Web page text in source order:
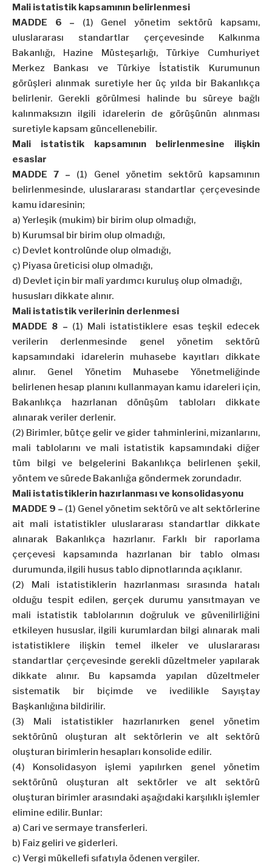
Mali istatistik kapsamının belirlenmesi
MADDE 6 – (1) Genel yönetim sektörü kapsamı,
uluslararası standartlar çerçevesinde Kalkınma
Bakanlığı, Hazine Müsteşarlığı, Türkiye Cumhuriyet
Merkez Bankası ve Türkiye İstatistik Kurumunun
görüşleri alınmak suretiyle her üç yılda bir Bakanlıkça
belirlenir. Gerekli görülmesi halinde bu süreye bağlı
kalınmaksızın ilgili idarelerin de görüşünün alınması
suretiyle kapsam güncellenebilir.
Mali istatistik kapsamının belirlenmesine ilişkin
esaslar
MADDE 7 – (1) Genel yönetim sektörü kapsamının
belirlenmesinde, uluslararası standartlar çerçevesinde
kamu idaresinin;
a) Yerleşik (mukim) bir birim olup olmadığı,
b) Kurumsal bir birim olup olmadığı,
c) Devlet kontrolünde olup olmadığı,
ç) Piyasa üreticisi olup olmadığı,
d) Devlet için bir malî yardımcı kuruluş olup olmadığı,
hususları dikkate alınır.
Mali istatistik verilerinin derlenmesi
MADDE 8 – (1) Mali istatistiklere esas teşkil edecek
verilerin derlenmesinde genel yönetim sektörü
kapsamındaki idarelerin muhasebe kayıtları dikkate
alınır. Genel Yönetim Muhasebe Yönetmeliğinde
belirlenen hesap planını kullanmayan kamu idareleri için,
Bakanlıkça hazırlanan dönüşüm tabloları dikkate
alınarak veriler derlenir.
(2) Birimler, bütçe gelir ve gider tahminlerini, mizanlarını,
mali tablolarını ve mali istatistik kapsamındaki diğer
tüm bilgi ve belgelerini Bakanlıkça belirlenen şekil,
yöntem ve sürede Bakanlığa göndermek zorundadır.
Mali istatistiklerin hazırlanması ve konsolidasyonu
MADDE 9 – (1) Genel yönetim sektörü ve alt sektörlerine
ait mali istatistikler uluslararası standartlar dikkate
alınarak Bakanlıkça hazırlanır. Farklı bir raporlama
çerçevesi kapsamında hazırlanan bir tablo olması
durumunda, ilgili husus tablo dipnotlarında açıklanır.
(2) Mali istatistiklerin hazırlanması sırasında hatalı
olduğu tespit edilen, gerçek durumu yansıtmayan ve
mali istatistik tablolarının doğruluk ve güvenilirliğini
etkileyen hususlar, ilgili kurumlardan bilgi alınarak mali
istatistiklere ilişkin temel ilkeler ve uluslararası
standartlar çerçevesinde gerekli düzeltmeler yapılarak
dikkate alınır. Bu kapsamda yapılan düzeltmeler
sistematik bir biçimde ve ivedilikle Sayıştay
Başkanlığına bildirilir.
(3) Mali istatistikler hazırlanırken genel yönetim
sektörünü oluşturan alt sektörlerin ve alt sektörü
oluşturan birimlerin hesapları konsolide edilir.
(4) Konsolidasyon işlemi yapılırken genel yönetim
sektörünü oluşturan alt sektörler ve alt sektörü
oluşturan birimler arasındaki aşağıdaki karşılıklı işlemler
elimine edilir. Bunlar:
a) Cari ve sermaye transferleri.
b) Faiz geliri ve giderleri.
c) Vergi mükellefi sıfatıyla ödenen vergiler.